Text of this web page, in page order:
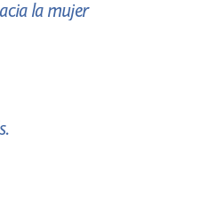
la mujer